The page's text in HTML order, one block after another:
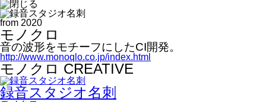
from 2020
モノクロ
音の波形をモチーフにしたCI開発。
http://www.monoqlo.co.jp/index.html
モノクロ CREATIVE
録音スタジオ名刺